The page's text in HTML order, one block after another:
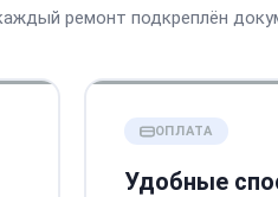
ремонт подкреплён
ОПЛАТА
Удобные